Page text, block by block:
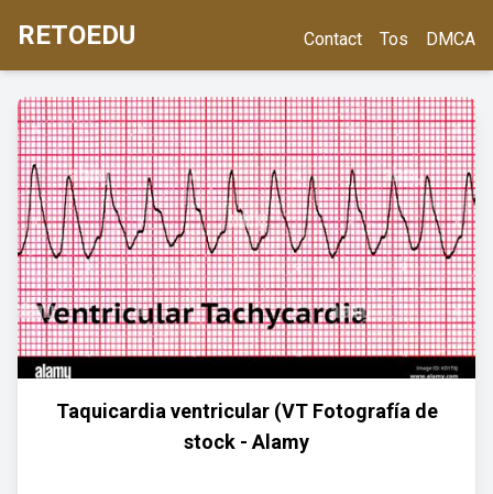
RETOEDU Contact Tos DMCA
Taquicardia ventricular (VT Fotografía de
stock - Alamy